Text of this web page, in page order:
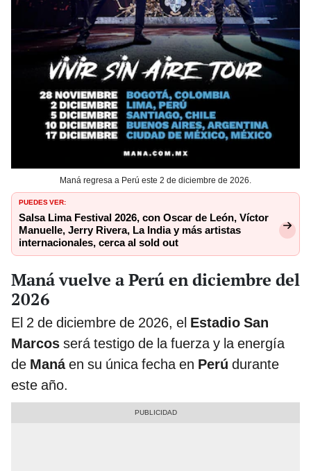
Maná regresa a Perú este 2 de diciembre de 2026.
PUEDES VER:
Salsa Lima Festival 2026, con Oscar de León, Víctor
Manuelle, Jerry Rivera, La India y más artistas
internacionales, cerca al sold out
Maná vuelve a Perú en diciembre del
2026
El 2 de diciembre de 2026, el Estadio San
Marcos será testigo de la fuerza y la energía
de Manáen su única fecha en Perú durante
este año.